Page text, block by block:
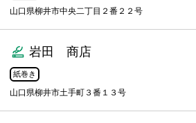
山口県柳井市中央二丁目２番２２号
岩田 商店
紙巻き
山口県柳井市土手町３番１３号